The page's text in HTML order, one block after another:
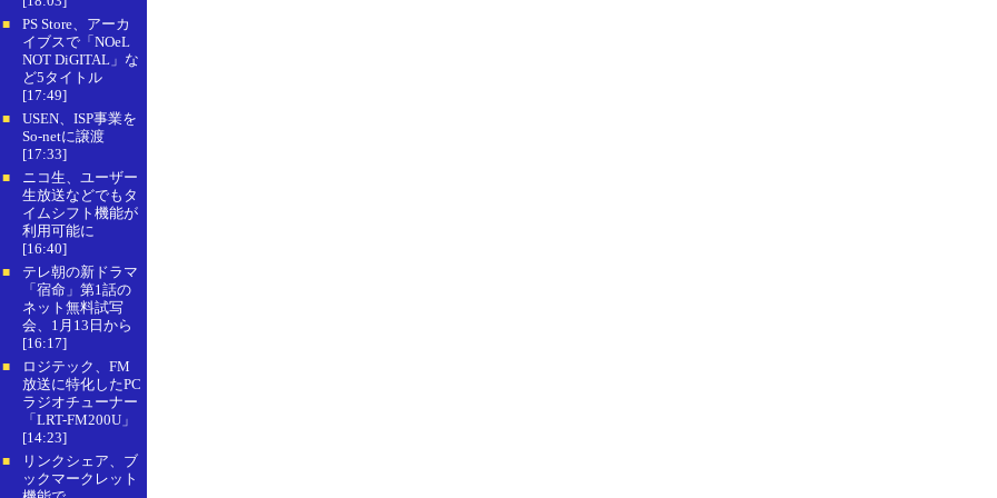
■
PS Store、アーカ
イブスで「NOeL
NOT DiGITAL」な
ど5タイトル
[17:49]
■
USEN、ISP事業を
So-netに譲渡
[17:33]
■
ニコ生、ユーザー
生放送などでもタ
イムシフト機能が
利用可能に
[16:40]
■
テレ朝の新ドラマ
「宿命」第1話の
ネット無料試写
会、1月13日から
[16:17]
■
ロジテック、FM
放送に特化したPC
ラジオチューナー
「LRT-FM200U」
[14:23]
■
リンクシェア、ブ
ックマークレット